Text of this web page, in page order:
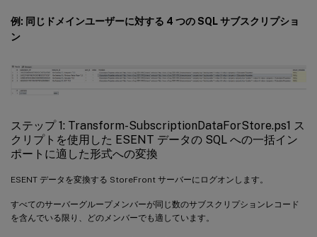
例: 同じドメインユーザーに対する 4 つの SQL サブスクリプショ
ン
ステップ 1: Transform-SubscriptionDataForStore.ps1 ス
クリプトを使用した ESENT データの SQL への一括イン
ポートに適した形式への変換
ESENT データを変換する StoreFront サーバーにログオンします。
すべてのサーバーグループメンバーが同じ数のサブスクリプションレコード
を含んでいる限り、どのメンバーでも適しています。